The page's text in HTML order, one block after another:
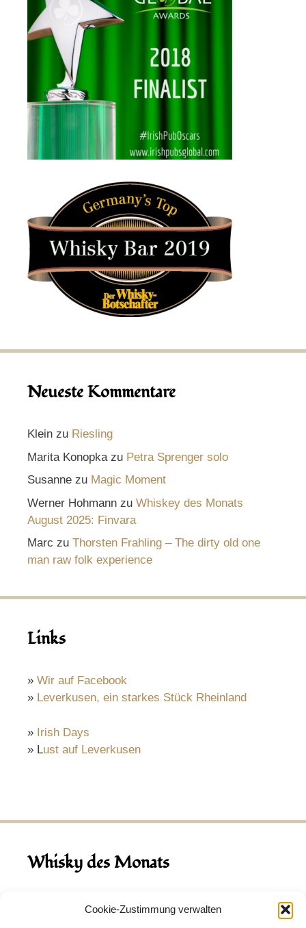
Cookie-Zustimmung verwalten
Neueste Kommentare
Klein zu Riesling
Marita Konopka zu Petra Sprenger solo
Susanne zu Magic Moment
Werner Hohmann zu Whiskey des Monats
August 2025: Finvara
Marc zu Thorsten Frahling – The dirty old one
man raw folk experience
Links
» Wir auf Facebook
» Leverkusen, ein starkes Stück Rheinland
» Irish Days
» Lust auf Leverkusen
Whisky des Monats
August 2026